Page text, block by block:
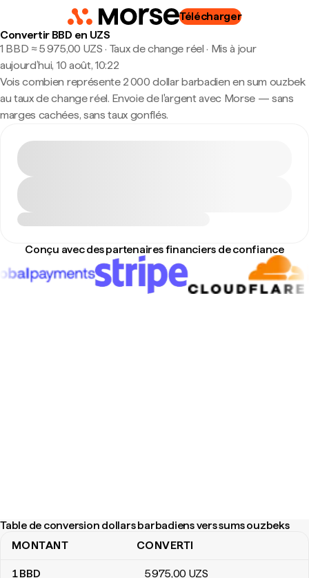
Télécharger
Convertir BBD en UZS
1 BBD ≈ 5 975,00 UZS · Taux de change réel · Mis à jour
aujourd’hui, 10 août, 10:22
Vois combien représente 2 000 dollar barbadien en sum ouzbek
au taux de change réel. Envoie de l'argent avec Morse — sans
marges cachées, sans taux gonflés.
Conçu avec des partenaires financiers de confiance
Table de conversion dollars barbadiens vers sums ouzbeks
Table de conversion dollars barbadiens vers sums ouzbeks
MONTANT CONVERTI
1BBD 5 975,00 UZS